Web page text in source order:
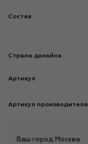
Состав
Страна дизайна
Артикул
Артикул производителя
Ваш город Москва